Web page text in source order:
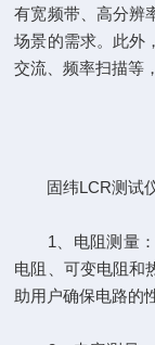
有宽频带、高分辨
场景的需求。此外
交流、频率扫描等
固纬LCR测试仪
1、电阻测量：
电阻、可变电阻和
助用户确保电路的